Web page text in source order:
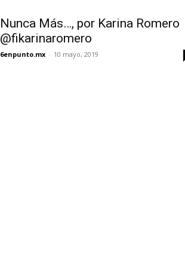
Nunca Más…, por Karina Romero
@fikarinaromero
6enpunto.mx - 10 mayo, 2019